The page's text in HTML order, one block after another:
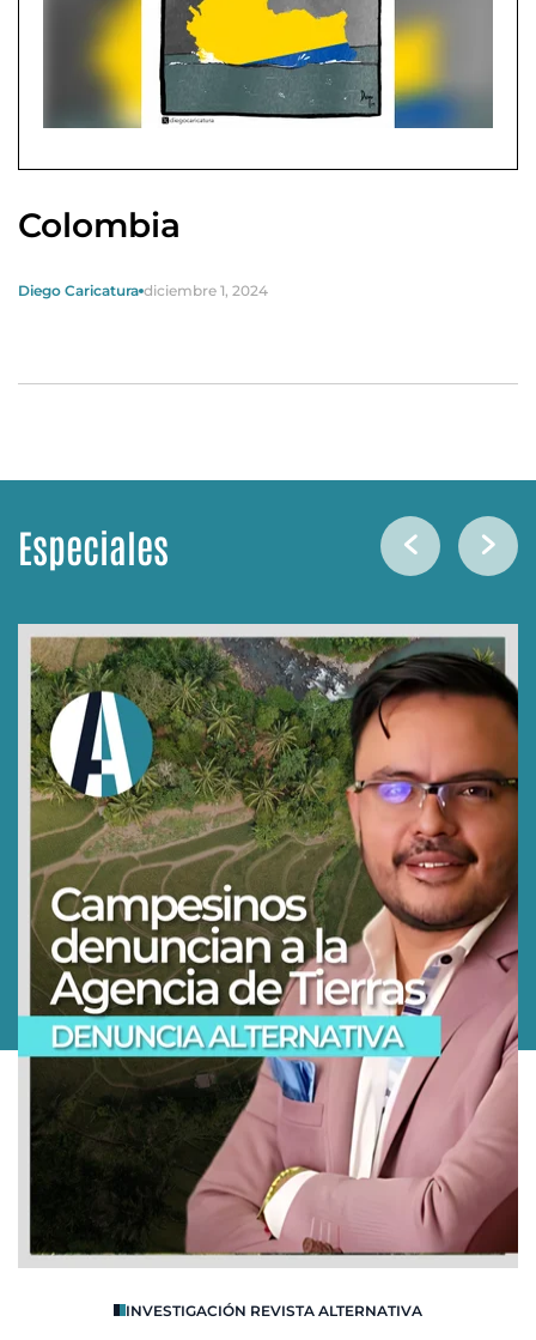
Colombia
Diego Caricatura diciembre 1, 2024
Especiales
INVESTIGACIÓN REVISTA ALTERNATIVA